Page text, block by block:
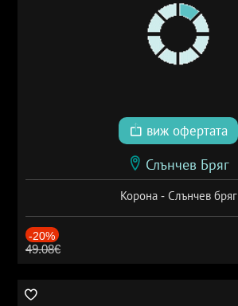
виж офертата
Слънчев Бряг
Корона - Слънчев бряг
-20%
49.08€